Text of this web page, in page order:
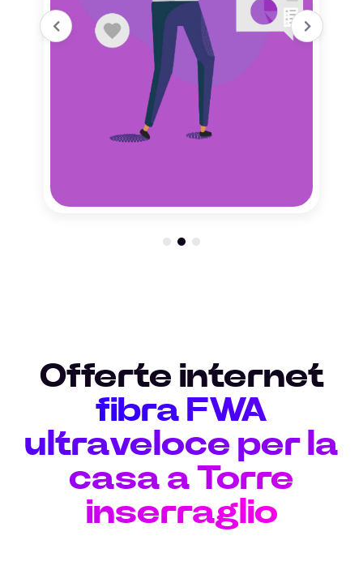
Offerte internet
fibra FWA
ultraveloce per la
casa a Torre
inserraglio